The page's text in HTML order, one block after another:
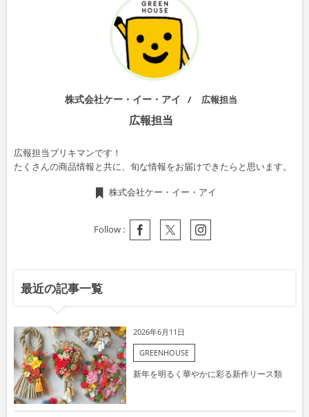
株式会社ケー・イー・アイ 広報担当
広報担当
広報担当ブリキマンです！
たくさんの商品情報と共に、旬な情報をお届けできたらと思います。
株式会社ケー・イー・アイ
Follow :
最近の記事一覧
2026年6月11日
GREENHOUSE
新年を明るく華やかに彩る新作リース類